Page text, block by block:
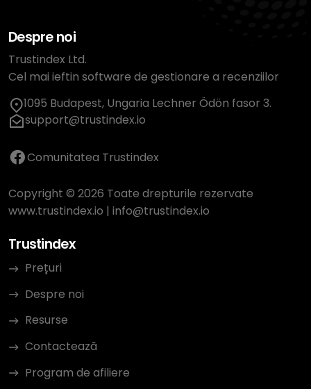
Despre noi
Trustindex Ltd.
Cel mai ieftin software de gestionare a recenziilor
1095 Budapest, Ungaria Lechner Ödön fasor 3.
support@trustindex.io
Comunitatea Trustindex
Copyright © 2026 Toate drepturile rezervate
www.trustindex.io | info@trustindex.io
Trustindex
Prețuri
Despre noi
Resurse
Contactează
Program de afiliere